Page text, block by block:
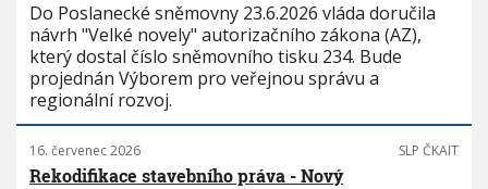
Do Poslanecké sněmovny 23.6.2026 vláda doručila
návrh "Velké novely" autorizačního zákona (AZ),
který dostal číslo sněmovního tisku 234. Bude
projednán Výborem pro veřejnou správu a
regionální rozvoj.
16. červenec 2026 SLP ČKAIT
Rekodifikace stavebního práva - Nový